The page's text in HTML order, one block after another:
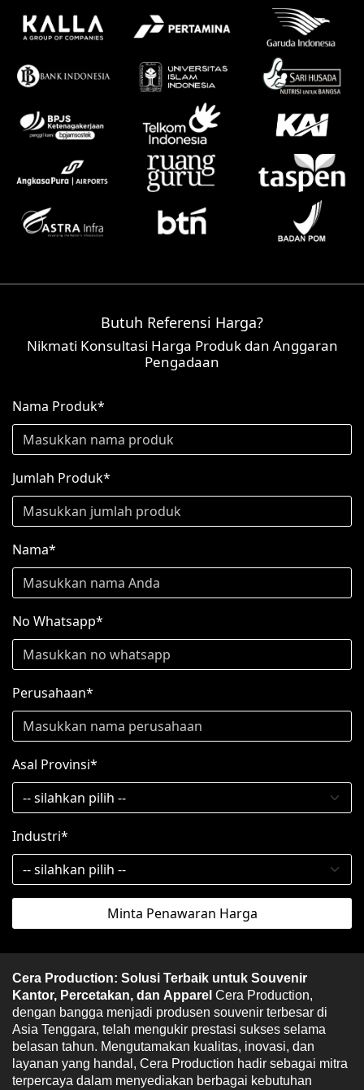
Butuh Referensi Harga?
Nikmati Konsultasi Harga Produk dan Anggaran
Pengadaan
Nama Produk*
Jumlah Produk*
Nama*
No Whatsapp*
Perusahaan*
Asal Provinsi*
Industri*
Minta Penawaran Harga
Cera Production: Solusi Terbaik untuk Souvenir
Kantor, Percetakan, dan Apparel Cera Production,
dengan bangga menjadi produsen souvenir terbesar di
Asia Tenggara, telah mengukir prestasi sukses selama
belasan tahun. Mengutamakan kualitas, inovasi, dan
layanan yang handal, Cera Production hadir sebagai mitra
terpercaya dalam menyediakan berbagai kebutuhan